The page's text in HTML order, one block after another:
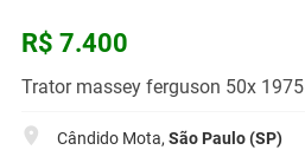
R$ 7.400
Trator massey ferguson 50x 1975
Cândido Mota, São Paulo (SP)